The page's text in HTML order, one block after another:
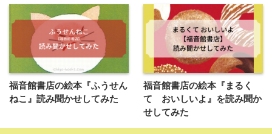
福音館書店の絵本『ふうせん
ねこ』読み聞かせしてみた
福音館書店の絵本『まるく
て おいしいよ』を読み聞か
せしてみた